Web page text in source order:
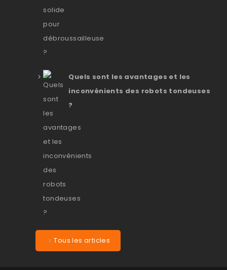
Quels sont les avantages et les
inconvénients des robots tondeuses
?
Tous les articles